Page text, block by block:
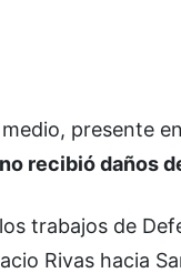
presente
no recibió daños
trabajos de
Rivas hacia